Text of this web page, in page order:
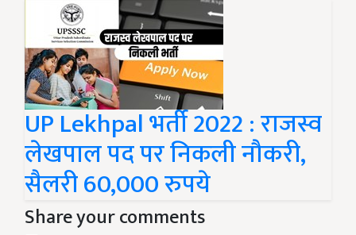
UP Lekhpal भर्ती 2022 : राजस्व
लेखपाल पद पर निकली नौकरी,
सैलरी 60,000 रुपये
Share your comments